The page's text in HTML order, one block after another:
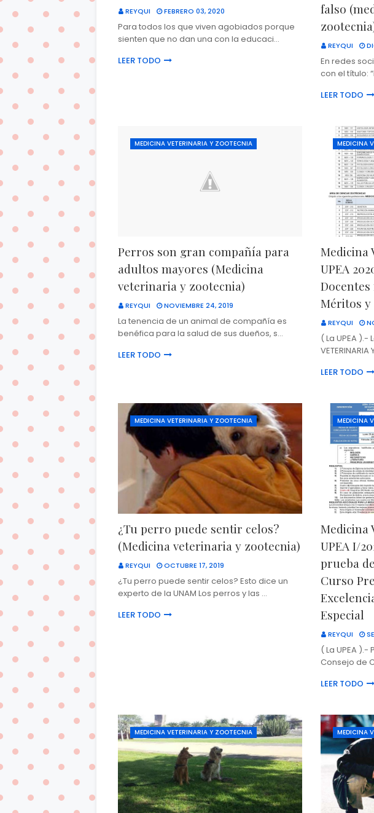
REYQUI FEBRERO 03, 2020
Para todos los que viven agobiados porque
sienten que no dan una con la educaci…
LEER TODO
falso
REYQUI
En redes
con el título:
LEER TODO
MEDICINA VETERINARIA Y ZOOTECNIA
Perros son gran compañía para
adultos mayores (Medicina
veterinaria y zootecnia)
REYQUI NOVIEMBRE 24, 2019
La tenencia de un animal de compañía es
benéfica para la salud de sus dueños, s…
LEER TODO
MEDICINA
Medicina
UPEA
Méritos y
REYQUI
( La UPEA ).-
LEER TODO
MEDICINA VETERINARIA Y ZOOTECNIA
¿Tu perro puede sentir celos?
(Medicina veterinaria y zootecnia)
REYQUI OCTUBRE 17, 2019
¿Tu perro puede sentir celos? Esto dice un
experto de la UNAM Los perros y las …
LEER TODO
MEDICINA
Medicina
UPEA I/
prueba
Curso
Especial
REYQUI
( La UPEA
Consejo de
LEER TODO
MEDICINA VETERINARIA Y ZOOTECNIA MEDICINA